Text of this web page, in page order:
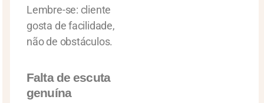
Lembre-se: cliente
gosta de facilidade,
não de obstáculos.
Falta de escuta
genuína